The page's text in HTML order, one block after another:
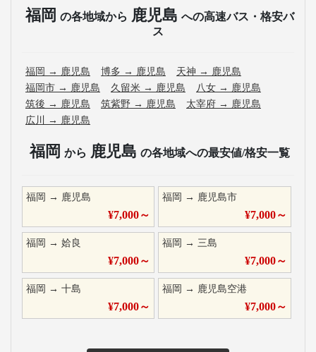
福岡 の各地域から 鹿児島 への高速バス・格安バ
ス
福岡 → 鹿児島 博多 → 鹿児島 天神 → 鹿児島
福岡市 → 鹿児島 久留米 → 鹿児島 八女 → 鹿児島
筑後 → 鹿児島 筑紫野 → 鹿児島 太宰府 → 鹿児島
広川
→ 鹿児島
福岡 から 鹿児島 の各地域への最安値/格安一覧
福岡 → 鹿児島
¥7,000～
福岡 → 鹿児島市
¥7,000～
福岡 → 姶良
¥7,000～
福岡 →三島
¥7,000～
福岡 → 十島
¥7,000～
福岡 → 鹿児島空港
¥7,000～